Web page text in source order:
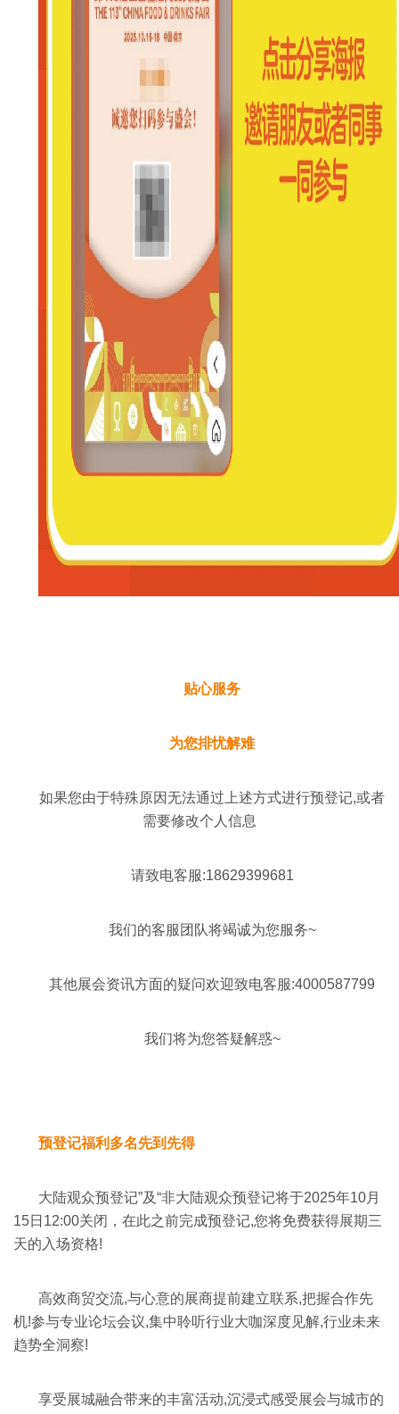
贴心服务
为您排忧解难
如果您由于特殊原因无法通过上述方式进行预登记,或者
需要修改个人信息
请致电客服:18629399681
我们的客服团队将竭诚为您服务~
其他展会资讯方面的疑问欢迎致电客服:4000587799
我们将为您答疑解惑~
预登记福利多名先到先得
大陆观众预登记”及“非大陆观众预登记将于2025年10月
15日12:00关闭，在此之前完成预登记,您将免费获得展期三
天的入场资格!
高效商贸交流,与心意的展商提前建立联系,把握合作先
机!参与专业论坛会议,集中聆听行业大咖深度见解,行业未来
趋势全洞察!
享受展城融合带来的丰富活动,沉浸式感受展会与城市的